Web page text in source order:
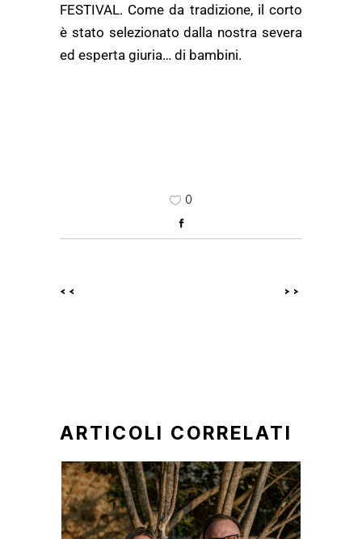
FESTIVAL. Come da tradizione, il corto
è stato selezionato dalla nostra severa
ed esperta giuria… di bambini.
0
<< >>
ARTICOLI CORRELATI